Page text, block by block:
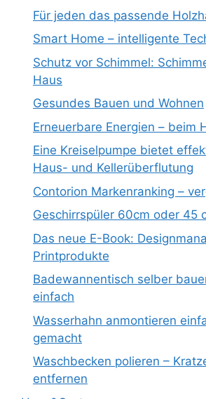
Für jeden das passende
Smart Home – intelligente
Schutz vor Schimmel:
Haus
Gesundes Bauen und Wohnen
Erneuerbare Energien – beim
Eine Kreiselpumpe bietet
Haus- und Kellerüberflutung
Contorion Markenranking –
Geschirrspüler 60cm oder 45
Das neue E-Book:
Printprodukte
Badewannentisch selber
einfach
Wasserhahn anmontieren
gemacht
Waschbecken polieren –
entfernen